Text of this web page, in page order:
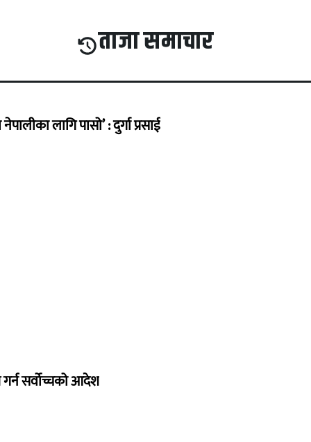
ताजा समाचार
लागि पासो’ : दुर्गा प्रसाई
गर्न सर्वोच्चको आदेश